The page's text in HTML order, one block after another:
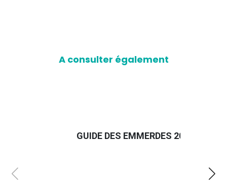
A consulter également
GUIDE DES EMMERDES 2025